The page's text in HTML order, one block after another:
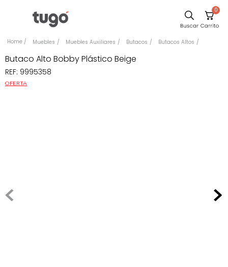
0
Muebles Muebles Auxiliares Butacos Butacos Altos
Butaco Alto Bobby Plástico Beige
REF: 9995358
OFERTA
Comedor
Silla